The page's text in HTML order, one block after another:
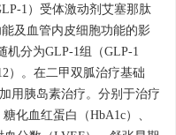
1）受体激动剂艾塞那肽
能及血管内皮细胞功能的影
机分为GLP-1组（GLP-1
）。在二甲双胍治疗基础
用胰岛素治疗。分别于治疗
化血红蛋白（HbA1c）、